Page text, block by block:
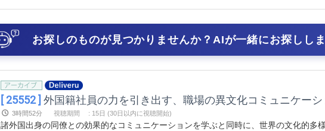
お探しのものが見つかりませんか？AIが一緒にお探しし
[ 25552 ]外国籍社員の力を引き出す、職場の異文化コミュニケー
3時間52分 視聴期間 : 15日 (30日以内に視聴開始)
諸外国出身の同僚との効果的なコミュニケーションを学ぶと同時に、世界の文化的多